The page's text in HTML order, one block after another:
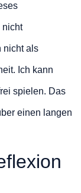
nicht
nicht als
Ich kann
spielen. Das
einen langen